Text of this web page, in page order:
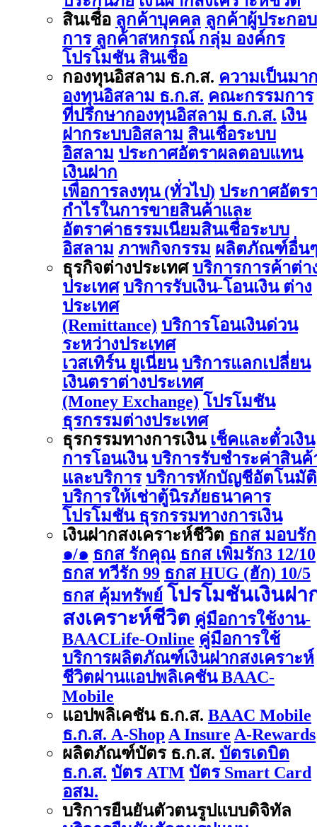
สินเชื่อ ลูกค้าบุคคล ลูกค้าผู้ประกอบ
การ ลูกค้าสหกรณ์ กลุ่ม องค์กร
โปรโมชัน สินเชื่อ
กองทุนอิสลาม ธ.ก.ส. ความเป็นมา
องทุนอิสลาม ธ.ก.ส. คณะกรรมการ
ที่ปรึกษากองทุนอิสลาม ธ.ก.ส. เงิน
ฝากระบบอิสลาม สินเชื่อระบบ
อิสลาม ประกาศอัตราผลตอบแทน
เงินฝาก
เพื่อการลงทุน (ทั่วไป) ประกาศอัตร
กำไรในการขายสินค้าและ
อัตราค่าธรรมเนียมสินเชื่อระบบ
อิสลาม ภาพกิจกรรม ผลิตภัณฑ์อื่น
ธุรกิจต่างประเทศ บริการการค้าต่า
ประเทศ บริการรับเงิน-โอนเงิน ต่าง
ประเทศ
(Remittance) บริการโอนเงินด่วน
ระหว่างประเทศ
เวสเทิร์น ยูเนี่ยน บริการแลกเปลี่ยน
เงินตราต่างประเทศ
(Money Exchange) โปรโมชัน
ธุรกรรมต่างประเทศ
ธุรกรรมทางการเงิน เช็คและตั๋วเงิน
การโอนเงิน บริการรับชำระค่าสินค้
และบริการ บริการหักบัญชีอัตโนมัติ
บริการให้เช่าตู้นิรภัยธนาคาร
โปรโมชัน ธุรกรรมทางการเงิน
เงินฝากสงเคราะห์ชีวิต ธกส มอบรัก
๑/๑ ธกส รักคุณ ธกส เพิ่มรัก3 12/10
ธกส ทวีรัก 99 ธกส HUG (ฮัก) 10/5
ธกส คุ้มทรัพย์ โปรโมชันเงินฝา
สงเคราะห์ชีวิต คู่มือการใช้งาน-
BAACLife-Online คู่มือการใช้
บริการผลิตภัณฑ์เงินฝากสงเคราะห์
ชีวิตผ่านแอปพลิเคชัน BAAC-
Mobile
แอปพลิเคชัน ธ.ก.ส. BAAC Mobile
ธ.ก.ส. A-Shop A Insure A-Rewards
ผลิตภัณฑ์บัตร ธ.ก.ส. บัตรเดบิต
ธ.ก.ส. บัตร ATM บัตร Smart Card
อสม.
บริการยืนยันตัวตนรูปแบบดิจิทัล